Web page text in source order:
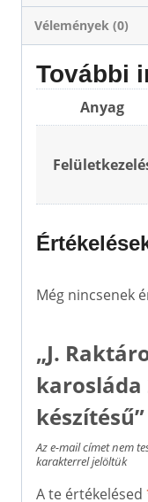
Vélemények (0)
További
Anyag
Még nincsenek
„J.
karosláda
Az e-mail címet nem
karakterrel jelöltük
A te értékelésed